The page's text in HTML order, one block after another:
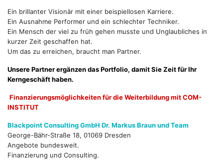
Ein brillanter Visionär mit einer beispiellosen Karriere.
Ein Ausnahme Performer und ein schlechter Techniker.
Ein Mensch der viel zu früh gehen musste und Unglaubliches in
kurzer Zeit geschaffen hat.
Um das zu erreichen, braucht man Partner.
Unsere Partner ergänzen das Portfolio, damit Sie Zeit für Ihr
Kerngeschäft haben.
Finanzierungsmöglichkeiten für die Weiterbildung mit COM-
INSTITUT
Blackpoint Consulting GmbH Dr. Markus Braun und Team
George-Bähr-Straße 18, 01069 Dresden
Angebote bundesweit.
Finanzierung und Consulting.